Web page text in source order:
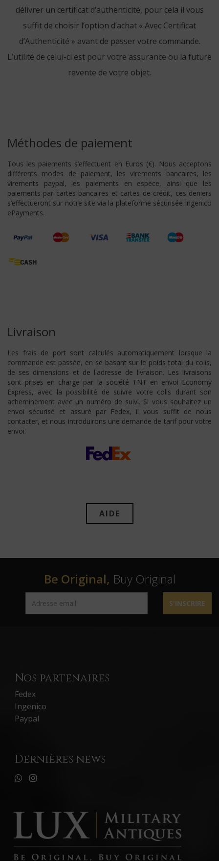
délivrer un certificat d’authenticité, pour cela il vous
suffit de choisir l’option d’achat « Avec Certificat
d’Authenticité » avant de passer votre commande.
L’utilité de celui-ci est pour votre assurance ou la future
revente de votre objet.
Méthodes de paiement
Tous les paiements s’effectuent en Euros (€). Nous acceptons
différents modes de paiement, les virements bancaires, les
virements paypal, les paiements en espèce, ainsi que les
paiements par cartes bancaires et cartes de crédit, ces deniers
s’effectueront sur notre site via la plateforme sécurisée Ingenico
ePayments.
Livraison
Les frais de port sont calculés automatiquement lorsque la
commande est passée, en se basant sur le poids total du colis,
de ses dimensions et de l'adresse de livraison. Les livraisons
sont prises en charge par la société TNT en envoi Economy
Express, avec la possibilité de suivre votre colis durant son
acheminement avec un numéro de suivi. Si vous souhaitez un
envoi sécurisé et assuré par Fedex, il vous suffit de nous
contacter, et nous introduirons une demande de tarif pour votre
envoi.
AIDE
Be Original, Buy Original
S'INSCRIRE
Nos partenaires
Fedex
Ingenico
Paypal
Dernières news